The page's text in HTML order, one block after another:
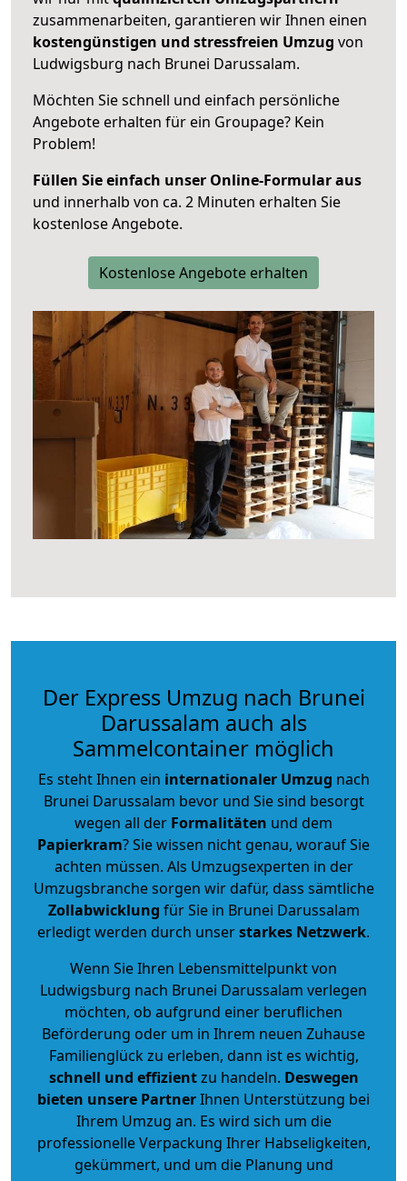
zusammenarbeiten, garantieren wir Ihnen einen
kostengünstigen und stressfreien Umzug von
Ludwigsburg nach Brunei Darussalam.
Möchten Sie schnell und einfach persönliche
Angebote erhalten für ein Groupage? Kein
Problem!
Füllen Sie einfach unser Online-Formular aus
und innerhalb von ca. 2 Minuten erhalten Sie
kostenlose Angebote.
Kostenlose Angebote erhalten
Der Express Umzug nach Brunei
Darussalam auch als
Sammelcontainer möglich
Es steht Ihnen ein internationaler Umzug nach
Brunei Darussalam bevor und Sie sind besorgt
wegen all der Formalitäten und dem
Papierkram? Sie wissen nicht genau, worauf Sie
achten müssen. Als Umzugsexperten in der
Umzugsbranche sorgen wir dafür, dass sämtliche
Zollabwicklung für Sie in Brunei Darussalam
erledigt werden durch unserstarkes Netzwerk.
Wenn Sie Ihren Lebensmittelpunkt von
Ludwigsburg nach Brunei Darussalam verlegen
möchten, ob aufgrund einer beruflichen
Beförderung oder um in Ihrem neuen Zuhause
Familienglück zu erleben, dann ist es wichtig,
schnell und effizientzu handeln. Deswegen
bieten unsere PartnerIhnen Unterstützung bei
Ihrem Umzug an. Es wird sich um die
professionelle Verpackung Ihrer Habseligkeiten,
gekümmert, und um die Planung und